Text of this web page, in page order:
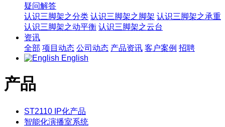
疑问解答
认识三脚架之分类 认识三脚架之脚架 认识三脚架之承重
认识三脚架之动平衡 认识三脚架之云台
资讯
全部 项目动态 公司动态 产品资讯 客户案例 招聘
English
产品
ST2110 IP化产品
智能化演播室系统